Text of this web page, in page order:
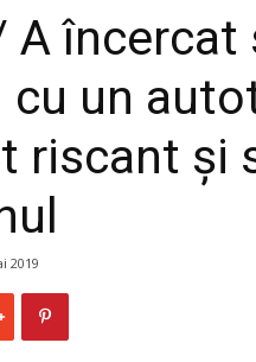
A
un
riscant și
2019